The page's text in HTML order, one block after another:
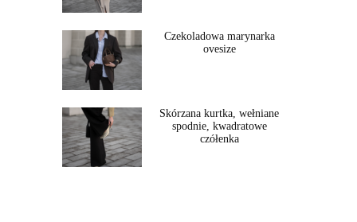
Czekoladowa marynarka
ovesize
Skórzana kurtka, wełniane
spodnie, kwadratowe
czółenka